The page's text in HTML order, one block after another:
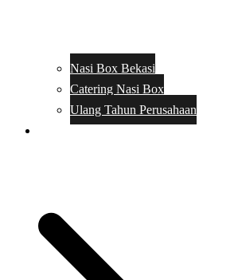
Nasi Box Bekasi
Catering Nasi Box
Ulang Tahun Perusahaan